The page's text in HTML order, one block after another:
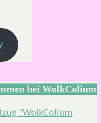
bei WolkColium